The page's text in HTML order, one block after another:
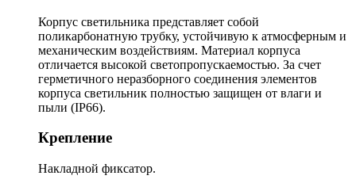
Корпус светильника представляет собой
поликарбонатную трубку, устойчивую к атмосферным и
механическим воздействиям. Материал корпуса
отличается высокой светопропускаемостью. За счет
герметичного неразборного соединения элементов
корпуса светильник полностью защищен от влаги и
пыли (IP66).
Крепление
Накладной фиксатор.